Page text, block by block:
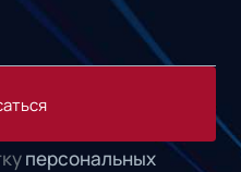
персональных